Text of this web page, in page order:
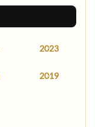
2023
2019